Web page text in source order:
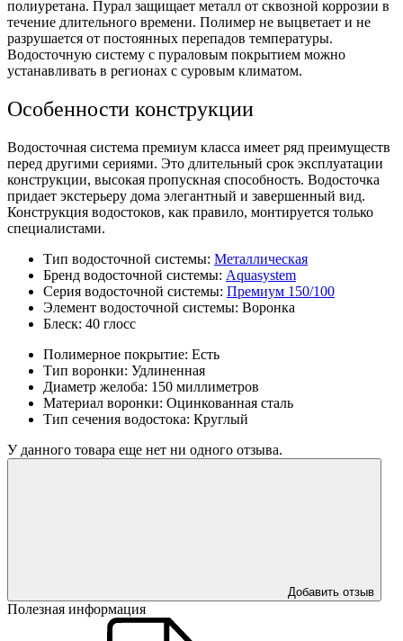
полиуретана. Пурал защищает металл от сквозной коррозии в
течение длительного времени. Полимер не выцветает и не
разрушается от постоянных перепадов температуры.
Водосточную систему с пураловым покрытием можно
устанавливать в регионах с суровым климатом.
Особенности конструкции
Водосточная система премиум класса имеет ряд преимуществ
перед другими сериями. Это длительный срок эксплуатации
конструкции, высокая пропускная способность. Водосточка
придает экстерьеру дома элегантный и завершенный вид.
Конструкция водостоков, как правило, монтируется только
специалистами.
Тип водосточной системы: Металлическая
Бренд водосточной системы: Aquasystem
Серия водосточной системы: Премиум 150/100
Элемент водосточной системы: Воронка
Блеск: 40 глосс
Полимерное покрытие: Есть
Тип воронки: Удлиненная
Диаметр желоба: 150 миллиметров
Материал воронки: Оцинкованная сталь
Тип сечения водостока: Круглый
У данного товара еще нет ни одного отзыва.
Добавить отзыв
Полезная информация